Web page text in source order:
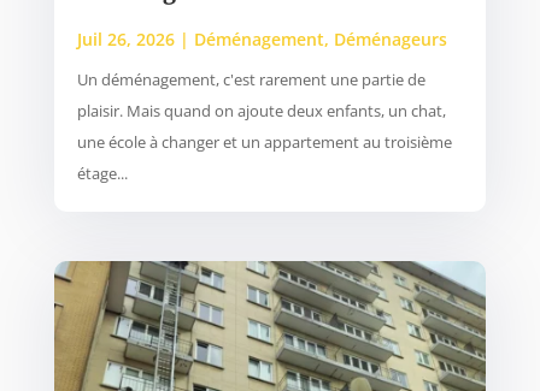
Juil 26, 2026| Déménagement, Déménageurs
Un déménagement, c'est rarement une partie de
plaisir. Mais quand on ajoute deux enfants, un chat,
une école à changer et un appartement au troisième
étage...